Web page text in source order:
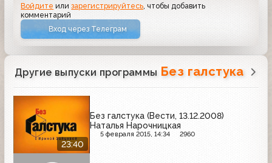
Войдите илизарегистрируйтесь , чтобы добавить
комментарий
Вход через Телеграм
Другие выпуски программы Без галстука
23:40
Без галстука (Вести, 13.12.2008)
Наталья Нарочницкая
5 февраля 2015, 14:34 2960